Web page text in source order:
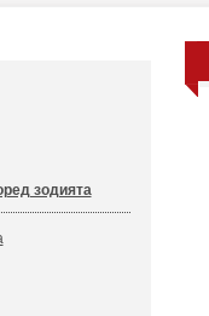
зодията